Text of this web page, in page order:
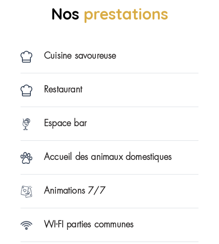
Nos prestations
Cuisine savoureuse
Restaurant
Espace bar
Accueil des animaux domestiques
Animations 7/7
WI-FI parties communes